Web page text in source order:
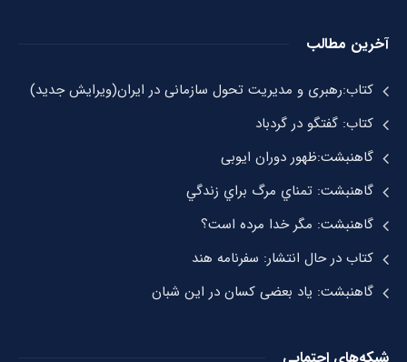
آخرین مطالب
کتاب:رهبری و مدیریت تحول سازمانی در ایران(ویرایش جدید)
کتاب: گفتگو در گردباد
گاهنبشت:ظهور دوران ايوبی
گاهنبشت: تمناي مرگ براي زندگي
گاهنبشت: مگر خدا مرده است؟
کتاب در حال انتشار: سفرنامه هند
گاهنبشت: یاد بعضی کسان در این شبان